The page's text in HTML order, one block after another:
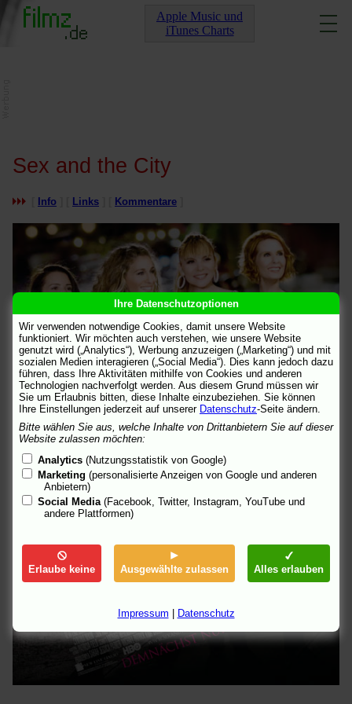
Apple Music und
iTunes Charts
Sex and the City
Info Links Kommentare
Ihre Datenschutzoptionen
Wir verwenden notwendige Cookies, damit unsere Website
funktioniert. Wir möchten auch verstehen, wie unsere Website
genutzt wird („Analytics“), Werbung anzuzeigen („Marketing“) und mit
sozialen Medien interagieren („Social Media“). Dies kann jedoch dazu
führen, dass Ihre Aktivitäten mithilfe von Cookies und anderen
Technologien nachverfolgt werden. Aus diesem Grund müssen wir
Sie um Erlaubnis bitten, diese Inhalte einzubeziehen. Sie können
Ihre Einstellungen jederzeit auf unserer Datenschutz-Seite ändern.
Bitte wählen Sie aus, welche Inhalte von Drittanbietern Sie auf dieser
Website zulassen möchten:
Analytics (Nutzungsstatistik von Google)
Marketing (personalisierte Anzeigen von Google und anderen
Anbietern)
Social Media (Facebook, Twitter, Instagram, YouTube und
andere Plattformen)
Erlaube keine Ausgewählte zulassen Alles erlauben
Impressum Datenschutz